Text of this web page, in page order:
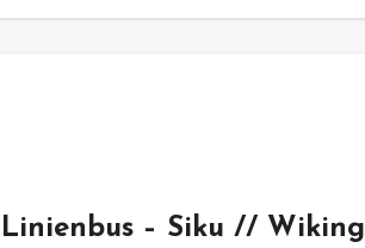
Linienbus – Siku // Wiking